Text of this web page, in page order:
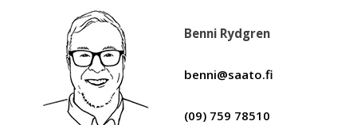
Benni Rydgren
benni@saato.fi
(09) 759 78510